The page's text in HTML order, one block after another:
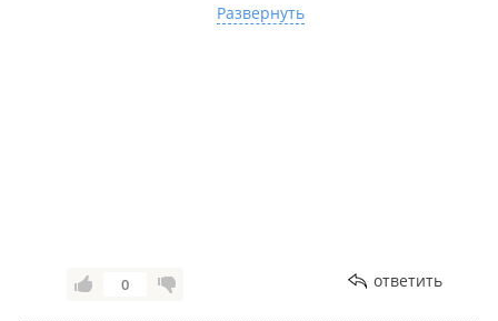
вам так захотелось.Развернуть
0 ответить